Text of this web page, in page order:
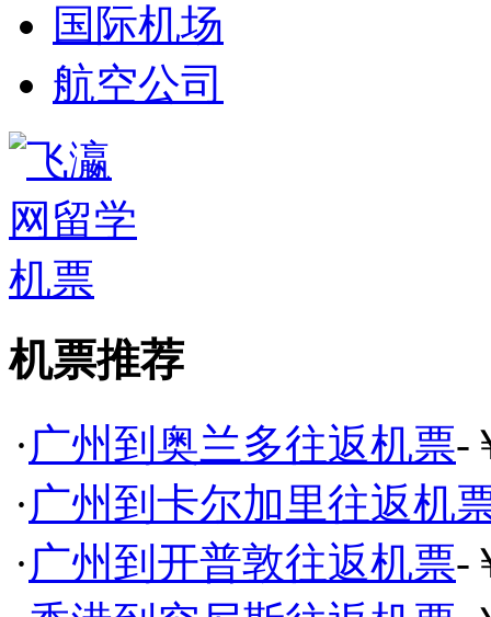
国际机场
航空公司
机票推荐
·广州到奥兰多往返机票-
·广州到卡尔加里往返机
·广州到开普敦往返机票-